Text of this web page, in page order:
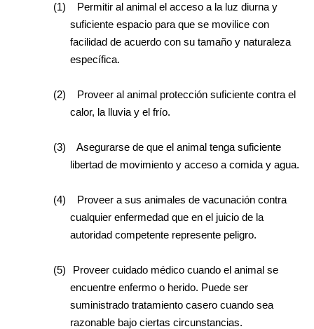
(1)
Permitir al animal el acceso a la luz diurna y
suficiente espacio para que se movilice con
facilidad de acuerdo con su tamaño y naturaleza
específica.
(2)
Proveer al animal protección suficiente contra el
calor, la lluvia y el frío.
(3)
Asegurarse de que el animal tenga suficiente
libertad de movimiento y acceso a comida y agua.
(4)
Proveer a sus animales de vacunación contra
cualquier enfermedad que en el juicio de la
autoridad competente represente peligro.
(5)
Proveer cuidado médico cuando el animal se
encuentre enfermo o herido. Puede ser
suministrado tratamiento casero cuando sea
razonable bajo ciertas circunstancias.